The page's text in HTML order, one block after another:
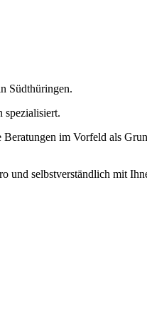
Südthüringen.
spezialisiert.
im Vorfeld als
und selbstverständlich mit